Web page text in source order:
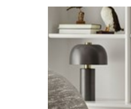
1.099,-